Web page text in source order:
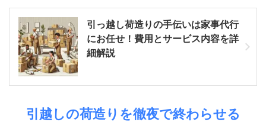
引っ越し荷造りの手伝いは家事代行
にお任せ！費用とサービス内容を詳
細解説
引越しの荷造りを徹夜で終わらせる